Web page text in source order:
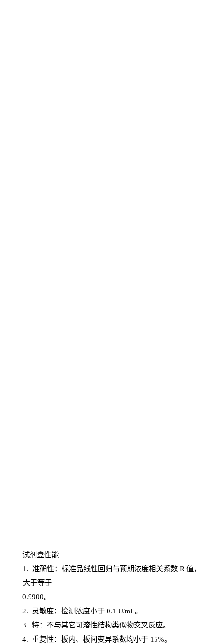
试剂盒性能
1 . 准确性：标准品线性回归与预期浓度相关系数 R 值，
大于等于
0.9900。
2. 灵敏度：检测浓度小于0.1 U/mL。
3. 特：不与其它可溶性结构类似物交叉反应。
4. 重复性：板内、板间变异系数均小于15%。